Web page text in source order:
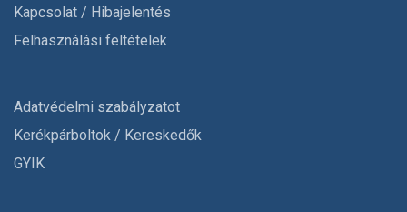
Kapcsolat / Hibajelentés
Felhasználási feltételek
Adatvédelmi szabályzatot
Kerékpárboltok / Kereskedők
GYIK